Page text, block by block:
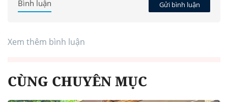
Gửi bình luận
Bình luận
Xem thêm bình luận
CÙNG CHUYÊN MỤC